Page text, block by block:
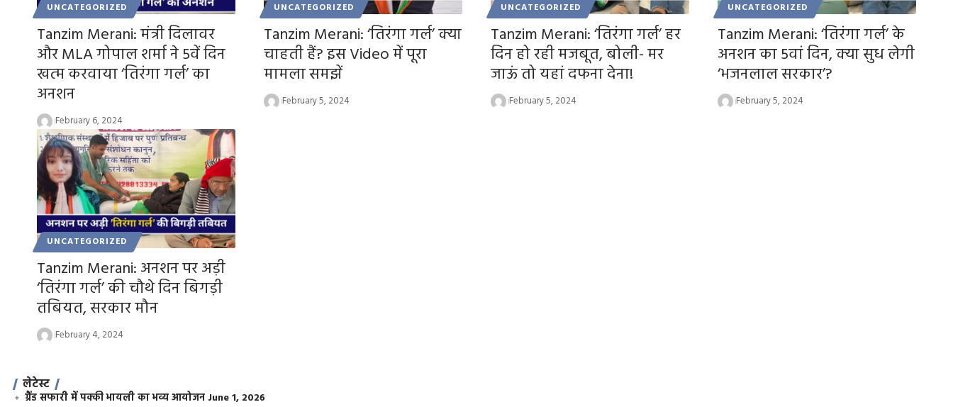
UNCATEGORIZED
Tanzim Merani: मंत्री दिलावर
और MLA गोपाल शर्मा ने 5वें दिन
खत्म करवाया ‘तिरंगा गर्ल’ का
अनशन
February 6, 2024
UNCATEGORIZED
Tanzim Merani: ‘तिरंगा गर्ल’ क्या
चाहती हैं? इस Video में पूरा
मामला समझें
February 5, 2024
UNCATEGORIZED
Tanzim Merani: ‘तिरंगा गर्ल’ हर
दिन हो रही मजबूत, बोली- मर
जाऊं तो यहां दफना देना!
February 5, 2024
UNCATEGORIZED
Tanzim Merani: ‘तिरंगा गर्ल’ के
अनशन का 5वां दिन, क्या सुध लेगी
‘भजनलाल सरकार’?
February 5, 2024
UNCATEGORIZED
Tanzim Merani: अनशन पर अड़ी
‘तिरंगा गर्ल’ की चौथे दिन बिगड़ी
तबियत, सरकार मौन
February 4, 2024
लेटेस्ट
ग्रैंड सफारी में पक्की भायली का भव्य आयोजन June 1, 2026